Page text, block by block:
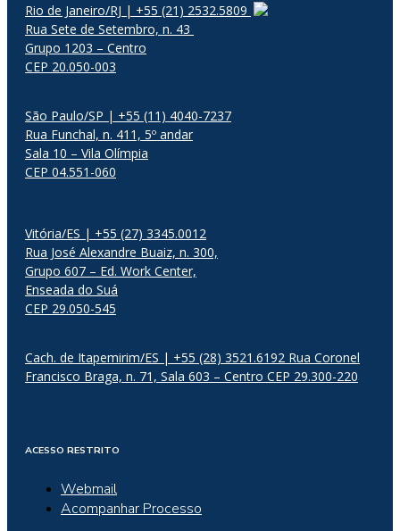
Rio de Janeiro/RJ | +55 (21) 2532.5809
Rua Sete de Setembro, n. 43
Grupo 1203 – Centro
CEP 20.050-003
São Paulo/SP | +55 (11) 4040-7237
Rua Funchal, n. 411, 5º andar
Sala 10 – Vila Olímpia
CEP 04.551-060
Vitória/ES | +55 (27) 3345.0012
Rua José Alexandre Buaiz, n. 300,
Grupo 607 – Ed. Work Center,
Enseada do Suá
CEP 29.050-545
Cach. de Itapemirim/ES | +55 (28) 3521.6192 Rua Coronel
Francisco Braga, n. 71, Sala 603 – Centro CEP 29.300-220
ACESSO RESTRITO
Webmail
Acompanhar Processo